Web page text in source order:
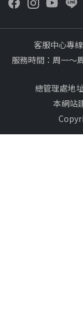
客服中心專
服務時間：周一～
總管理處地
本網站